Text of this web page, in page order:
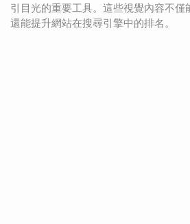
引目光的重要工具。這些視覺內容不僅
還能提升網站在搜尋引擎中的排名。